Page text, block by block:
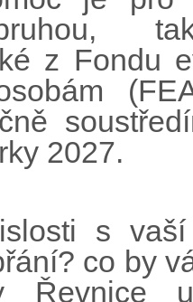
z Fondu
2027.
s vaší
co by
Řevnice